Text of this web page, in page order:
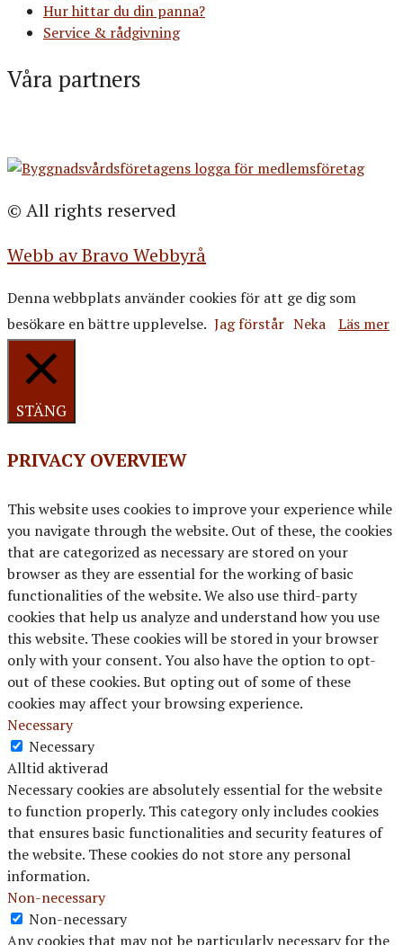
Hur hittar du din panna?
Service & rådgivning
Våra partners
© All rights reserved
Webb av Bravo Webbyrå
Denna webbplats använder cookies för att ge dig som
besökare en bättre upplevelse. Jag förstår Neka Läs mer
STÄNG
PRIVACY OVERVIEW
This website uses cookies to improve your experience while
you navigate through the website. Out of these, the cookies
that are categorized as necessary are stored on your
browser as they are essential for the working of basic
functionalities of the website. We also use third-party
cookies that help us analyze and understand how you use
this website. These cookies will be stored in your browser
only with your consent. You also have the option to opt-
out of these cookies. But opting out of some of these
cookies may affect your browsing experience.
Necessary
Necessary
Alltid aktiverad
Necessary cookies are absolutely essential for the website
to function properly. This category only includes cookies
that ensures basic functionalities and security features of
the website. These cookies do not store any personal
information.
Non-necessary
Non-necessary
Any cookies that may not be particularly necessary for the